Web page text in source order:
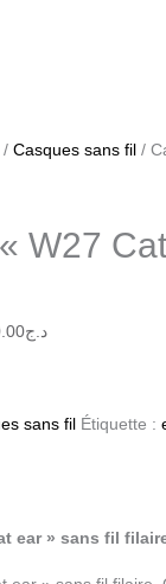
Casques sans fil/
W27
د.ج
sans fil Étiquette :
ear » sans fil